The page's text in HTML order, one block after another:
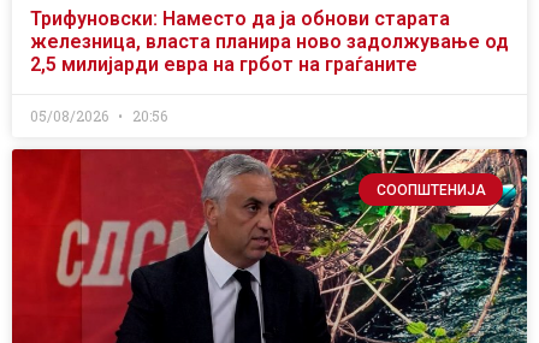
Трифуновски: Наместо да ја обнови старата
железница, власта планира ново задолжување од
2,5 милијарди евра на грбот на граѓаните
05/08/2026 20:56
СООПШТЕНИЈА